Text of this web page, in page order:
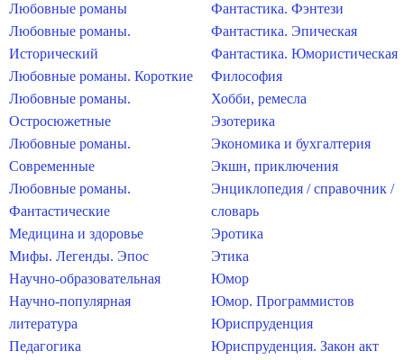
Любовные романы
Любовные романы.
Исторический
Любовные романы. Короткие
Любовные романы.
Остросюжетные
Любовные романы.
Современные
Любовные романы.
Фантастические
Медицина и здоровье
Мифы. Легенды. Эпос
Научно-образовательная
Научно-популярная
литература
Педагогика
Фантастика. Фэнтези
Фантастика. Эпическая
Фантастика. Юмористическая
Философия
Хобби, ремесла
Эзотерика
Экономика и бухгалтерия
Экшн, приключения
Энциклопедия / справочник /
словарь
Эротика
Этика
Юмор
Юмор. Программистов
Юриспруденция
Юриспруденция. Закон акт